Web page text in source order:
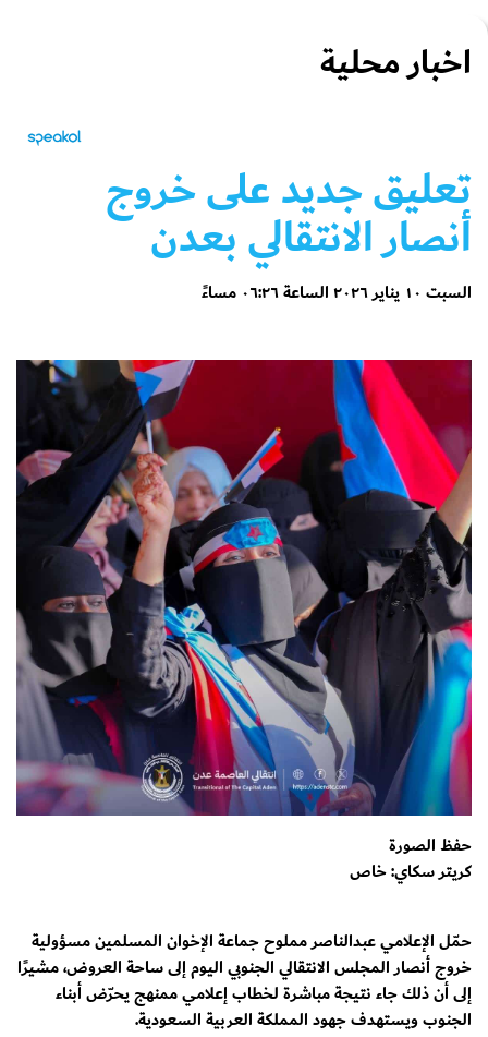
اخبار محلية
تعليق جديد على خروج
أنصار الانتقالي بعدن
السبت ١٠ يناير ٢٠٢٦ الساعة ٠٦:٢٦ مساءً
حفظ الصورة
كريتر سكاي: خاص
حمّل الإعلامي عبدالناصر مملوح جماعة الإخوان المسلمين مسؤولية
خروج أنصار المجلس الانتقالي الجنوبي اليوم إلى ساحة العروض، مشيرًا
إلى أن ذلك جاء نتيجة مباشرة لخطاب إعلامي ممنهج يحرّض أبناء
الجنوب ويستهدف جهود المملكة العربية السعودية.